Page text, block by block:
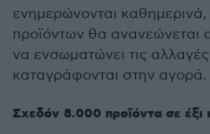
ενημερώνονται
προϊόντων θα ανανεώνεται
να ενσωματώνει τις
καταγράφονται στην αγορά.
Σχεδόν 8.000 προϊόντα σε έξι